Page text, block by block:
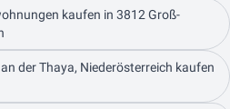
kaufen in 3812 Groß-
der Thaya, Niederösterreich kaufen